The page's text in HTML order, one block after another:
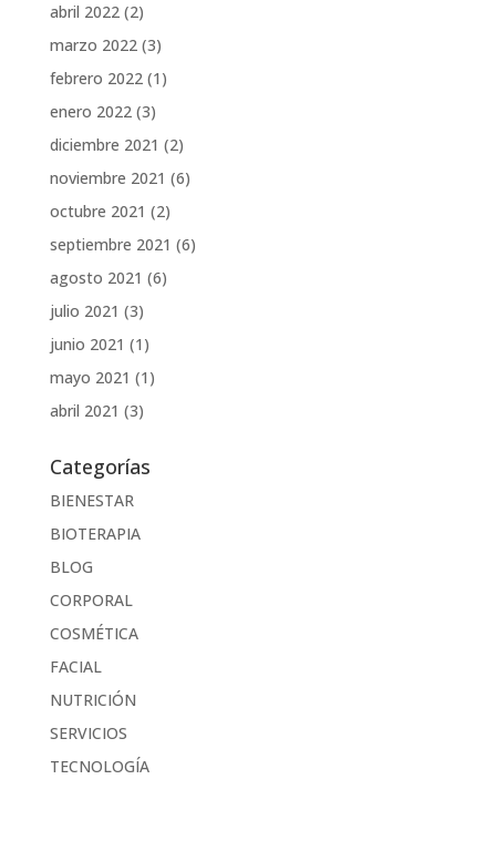
abril 2022(2)
marzo 2022(3)
febrero 2022(1)
enero 2022(3)
diciembre 2021 (2)
noviembre 2021 (6)
octubre 2021 (2)
septiembre 2021 (6)
agosto 2021 (6)
julio 2021 (3)
junio 2021 (1)
mayo 2021 (1)
abril 2021 (3)
Categorías
BIENESTAR
BIOTERAPIA
BLOG
CORPORAL
COSMÉTICA
FACIAL
NUTRICIÓN
SERVICIOS
TECNOLOGÍA